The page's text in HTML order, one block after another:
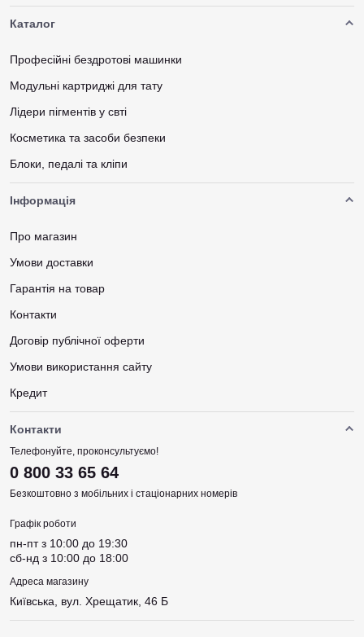
Каталог
Професійні бездротові машинки
Модульні картриджі для тату
Лідери пігментів у свті
Косметика та засоби безпеки
Блоки, педалі та кліпи
Інформація
Про магазин
Умови доставки
Гарантія на товар
Контакти
Договір публічної оферти
Умови використання сайту
Кредит
Контакти
Телефонуйте, проконсультуємо!
0 800 33 65 64
Безкоштовно з мобільних і стаціонарних номерів
Графік роботи
пн-пт з 10:00 до 19:30
сб-нд з 10:00 до 18:00
Адреса магазину
Київська, вул. Хрещатик, 46 Б